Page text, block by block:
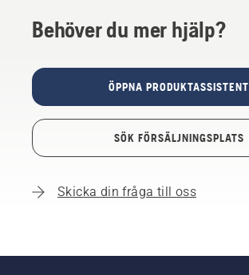
Behöver du mer hjälp?
ÖPPNA PRODUKTASSISTENT
SÖK FÖRSÄLJNINGSPLATS
Skicka din fråga till oss